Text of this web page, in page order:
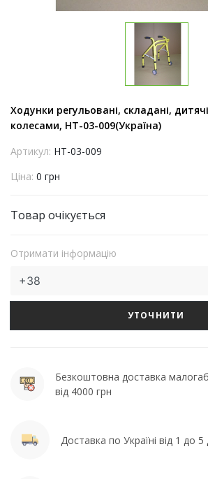
Ходунки регульовані, складані,
колесами, НТ-03-009(Україна)
Артикул: НТ-03-009
Ціна: 0 грн
Товар очікується
Отримати інформацію
УТОЧНИТИ
Безкоштовна доставка
від 4000 грн
Доставка по Україні від 1 до 5